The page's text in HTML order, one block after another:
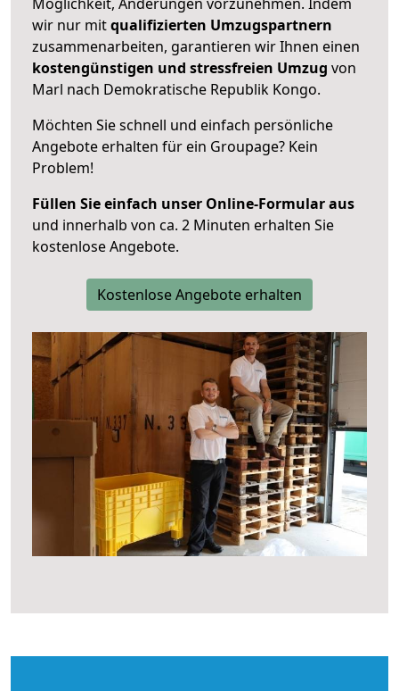
wir nur mitqualifizierten Umzugspartnern
zusammenarbeiten, garantieren wir Ihnen einen
kostengünstigen und stressfreien Umzug von
Marl nach Demokratische Republik Kongo.
Möchten Sie schnell und einfach persönliche
Angebote erhalten für ein Groupage? Kein
Problem!
Füllen Sie einfach unser Online-Formular aus
und innerhalb von ca. 2 Minuten erhalten Sie
kostenlose Angebote.
Kostenlose Angebote erhalten